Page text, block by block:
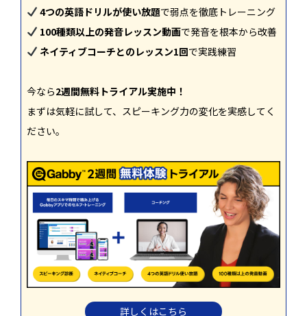
4つの英語ドリルが使い放題で弱点を徹底トレーニング
100種類以上の発音レッスン動画で発音を根本から改善
ネイティブコーチとのレッスン1回で実践練習
今なら2週間無料トライアル実施中！
まずは気軽に試して、スピーキング力の変化を実感してく
ださい。
詳しくはこちら